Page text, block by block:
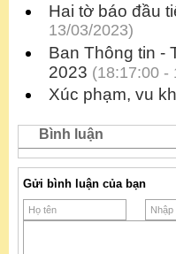
Hai tờ báo đầu
13/03/2023)
Ban Thông tin -
2023 (18:17:00 -
Xúc phạm, vu
Bình luận
Gửi bình luận của bạn